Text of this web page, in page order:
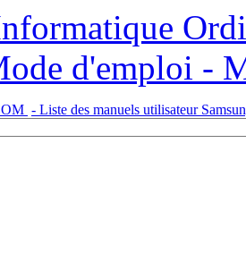
- Mode
- Liste des manuels utilisateur